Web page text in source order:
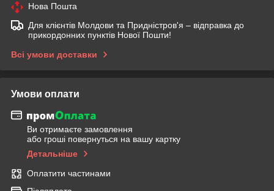
Нова Пошта
Для клієнтів Молдови та Придністров'я – відправка до
прикордонних пунктів Нової Пошти!
Всі умови доставки
Умови оплати
Ви отримаєте замовлення
або гроші повернуться на вашу картку
Детальніше
Оплатити частинами